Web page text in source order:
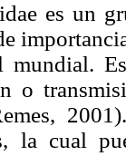
es un
o
la cual